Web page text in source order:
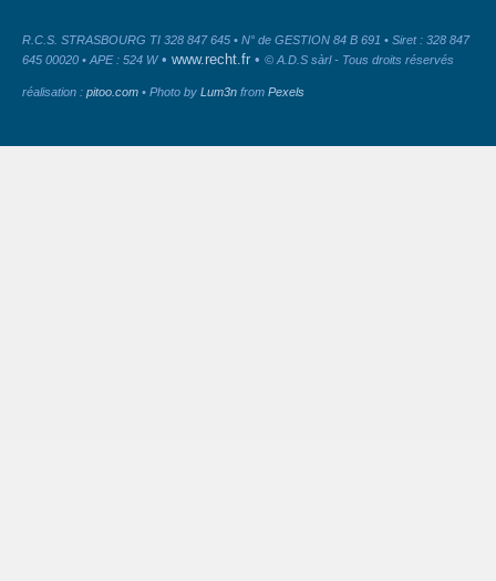
R.C.S. STRASBOURG TI 328 847 645 • N° de GESTION 84 B 691 • Siret : 328 847
645 00020 • APE : 524 W• www.recht.fr • © A.D.S sàrl - Tous droits réservés
réalisation : pitoo.com • Photo by Lum3n from Pexels